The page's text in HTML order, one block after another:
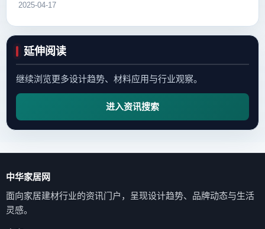
2025-04-17
延伸阅读
继续浏览更多设计趋势、材料应用与行业观察。
进入资讯搜索
中华家居网
面向家居建材行业的资讯门户，呈现设计趋势、品牌动态与生活
灵感。